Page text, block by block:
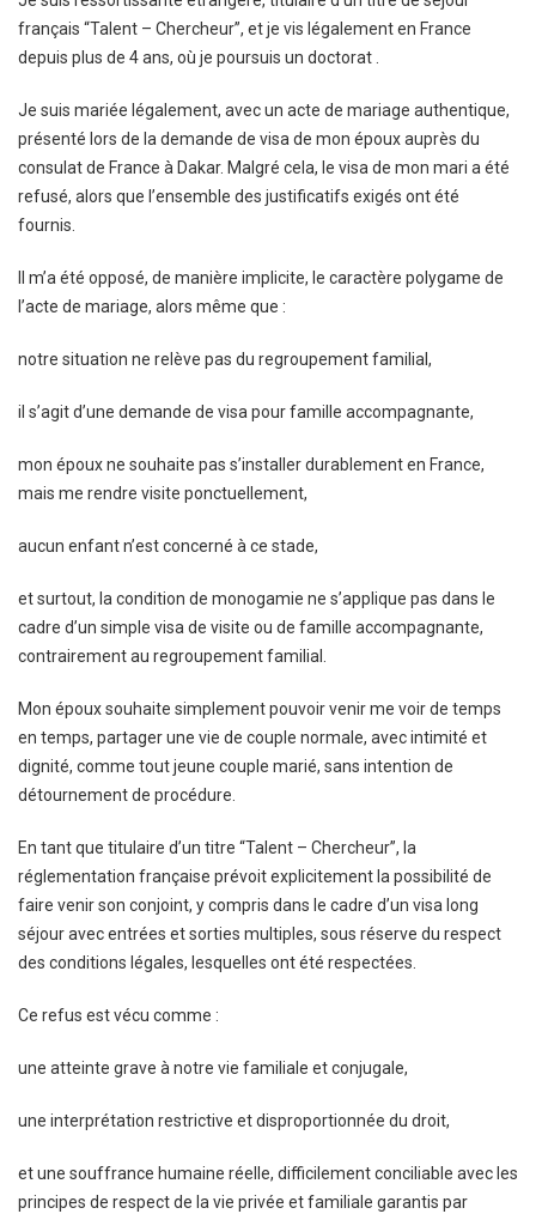
français “Talent – Chercheur”, et je vis légalement en France
depuis plus de 4 ans, où je poursuis un doctorat .
Je suis mariée légalement, avec un acte de mariage authentique,
présenté lors de la demande de visa de mon époux auprès du
consulat de France à Dakar. Malgré cela, le visa de mon mari a été
refusé, alors que l’ensemble des justificatifs exigés ont été
fournis.
Il m’a été opposé, de manière implicite, le caractère polygame de
l’acte de mariage, alors même que :
notre situation ne relève pas du regroupement familial,
il s’agit d’une demande de visa pour famille accompagnante,
mon époux ne souhaite pas s’installer durablement en France,
mais me rendre visite ponctuellement,
aucun enfant n’est concerné à ce stade,
et surtout, la condition de monogamie ne s’applique pas dans le
cadre d’un simple visa de visite ou de famille accompagnante,
contrairement au regroupement familial.
Mon époux souhaite simplement pouvoir venir me voir de temps
en temps, partager une vie de couple normale, avec intimité et
dignité, comme tout jeune couple marié, sans intention de
détournement de procédure.
En tant que titulaire d’un titre “Talent – Chercheur”, la
réglementation française prévoit explicitement la possibilité de
faire venir son conjoint, y compris dans le cadre d’un visa long
séjour avec entrées et sorties multiples, sous réserve du respect
des conditions légales, lesquelles ont été respectées.
Ce refus est vécu comme :
une atteinte grave à notre vie familiale et conjugale,
une interprétation restrictive et disproportionnée du droit,
et une souffrance humaine réelle, difficilement conciliable avec les
principes de respect de la vie privée et familiale garantis par